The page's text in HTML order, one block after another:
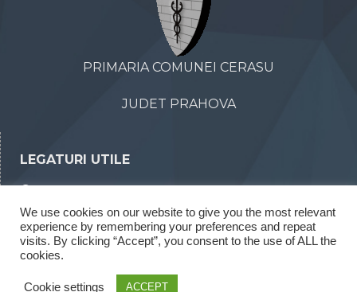
PRIMARIA COMUNEI CERASU
JUDET PRAHOVA
LEGATURI UTILE
Declaratii de interese
Rapoarte legea 52/2003
We use cookies on our website to give you the most relevant
experience by remembering your preferences and repeat
visits. By clicking “Accept”, you consent to the use of ALL the
cookies.
Cookie settings ACCEPT